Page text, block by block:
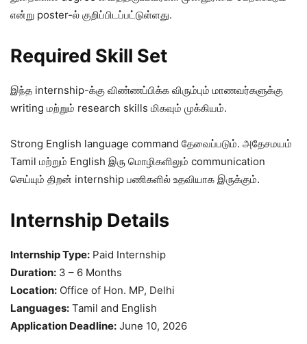
என்று poster-ல் குறிப்பிடப்பட்டுள்ளது.
Required Skill Set
இந்த internship-க்கு விண்ணப்பிக்க விரும்பும் மாணவர்களுக்கு
writing மற்றும் research skills மிகவும் முக்கியம்.
Strong English language command தேவைப்படும். அதேசமயம்
Tamil மற்றும் English இரு மொழிகளிலும் communication
செய்யும் திறன் internship பணிகளில் உதவியாக இருக்கும்.
Internship Details
Internship Type: Paid Internship
Duration: 3 – 6 Months
Location: Office of Hon. MP, Delhi
Languages: Tamil and English
Application Deadline: June 10, 2026